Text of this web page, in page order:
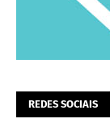
REDES SOCIAIS